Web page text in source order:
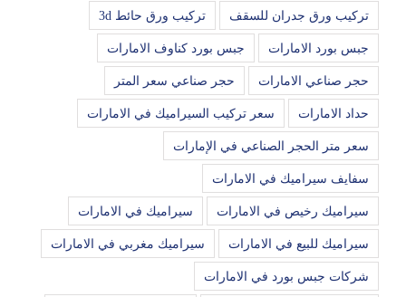
تركيب ورق جدران للسقف تركيب ورق حائط 3d
جبس بورد الامارات جبس بورد كناوف الامارات
حجر صناعي الامارات حجر صناعي سعر المتر
حداد الامارات سعر تركيب السيراميك في الامارات
سعر متر الحجر الصناعي في الإمارات
سفايف سيراميك في الامارات
سيراميك رخيص في الامارات سيراميك في الامارات
سيراميك للبيع في الامارات سيراميك مغربي في الامارات
شركات جبس بورد في الامارات